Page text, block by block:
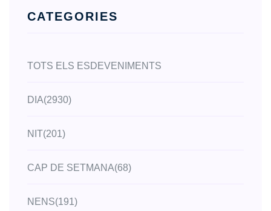
CATEGORIES
TOTS ELS ESDEVENIMENTS
DIA(2930)
NIT(201)
CAP DE SETMANA(68)
NENS(191)